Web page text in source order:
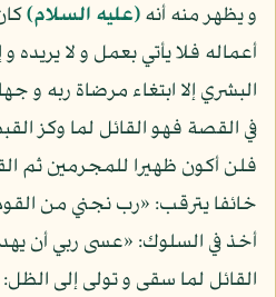
و يظهر منه أنه(عليه السلام)
أعماله فلا يأتي بعمل و لا
البشري إلا ابتغاء مرضاة ربه و
في القصة فهو القائل لما وكز
فلن أكون ظهيرا للمجرمين ثم
خائفا يترقب: «رب نجني من
أخذ في السلوك: «عسى ربي أن
القائل لما سقى و تولى إلى